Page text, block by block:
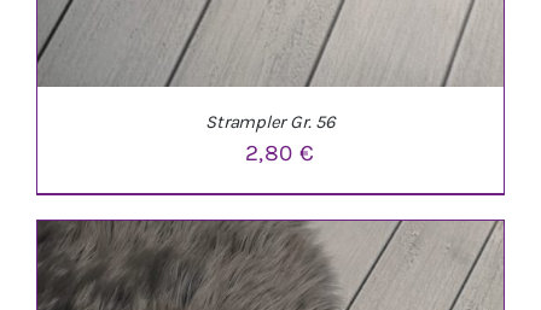
Strampler Gr. 56
2,80 €